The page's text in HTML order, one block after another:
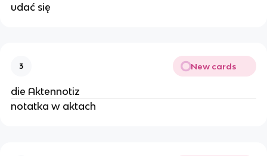
udać się
3 New cards
die Aktennotiz
notatka w aktach